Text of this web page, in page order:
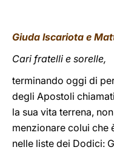
Giuda Iscariota e
Cari fratelli e sorelle,
terminando oggi di
degli Apostoli
la sua vita terrena,
menzionare colui che
nelle liste dei Dodici: